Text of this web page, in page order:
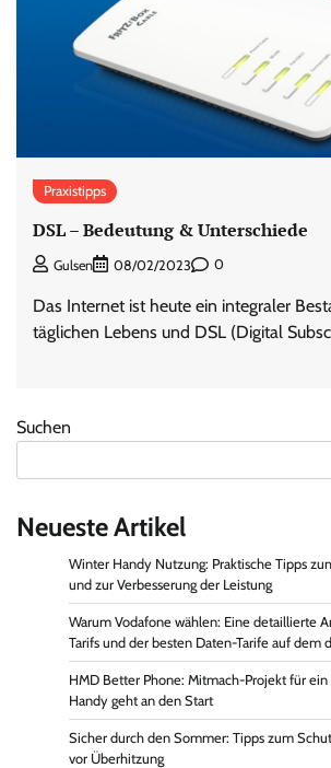
Praxistipps
DSL – Bedeutung & Unterschiede
Gulsen 08/02/2023 0
Das Internet ist heute ein integraler
täglichen Lebens und DSL (Digital
Suchen
Neueste Artikel
Winter Handy Nutzung: Praktische Tipps
und zur Verbesserung der Leistung
Warum Vodafone wählen: Eine detaillierte
Tarifs und der besten Daten-Tarife auf dem
HMD Better Phone: Mitmach-Projekt für
Handy geht an den Start
Sicher durch den Sommer: Tipps zum
vor Überhitzung